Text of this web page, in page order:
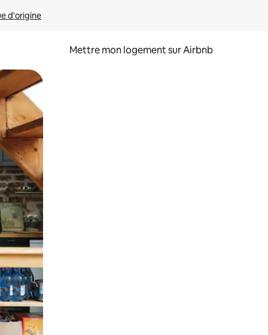
d'origine
Mettre mon logement sur Airbnb
glisser.